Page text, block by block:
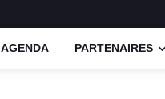
AGENDA PARTENAIRES